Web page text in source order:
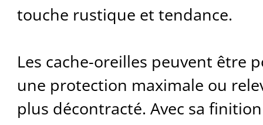
touche rustique et tendance.
Les cache-oreilles peuvent être
une protection maximale ou
plus décontracté. Avec sa